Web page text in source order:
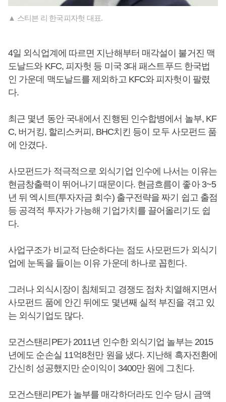
▲ 스티븐 리 한국피자헛 대표.
4일 외식업계에 따르면 지난해부터 매각설이 불거진 맥
도날드와 KFC, 피자헛 등 미국 3대 패스트푸드 한국법
인 가운데 맥도날드를 제외하고 KFC와 피자헛이 팔렸
다.
최근 몇년 동안 국내에서 진행된 인수합병에서 놀부, KF
C, 버거킹, 할리스커피, BHC치킨 등이 모두 사모펀드 품
에 안겼다.
사모펀드가 적극적으로 외식기업 인수에 나서는 이유는
현금창출력이 뛰어나기 때문이다. 현금흐름이 좋아 3~5
년 뒤 엑시트(투자자금 회수) 출구전략을 짜기 쉽고 출점
등 공격적 투자가 가능해 기업가치를 끌어올리기도 쉽
다.
사업구조가 비교적 단순하다는 점도 사모펀드가 외식기
업에 눈독을 들이는 이유 가운데 하나로 꼽힌다.
그러나 외식시장이 침체되고 경쟁도 점차 치열해지면서
사모펀드 품에 안긴 뒤에도 몇년째 실적 부진을 겪고 있
는 외식기업도 많다.
모건스탠리PE가 2011년 인수한 외식기업 놀부는 2015
년에도 순손실 11억8천만 원을 냈다. 지난해 흑자전환에
간신히 성공했지만 순이익이 3400만 원에 그친다.
모건스탠리PE가 놀부를 매각하더라도 인수 당시 금액